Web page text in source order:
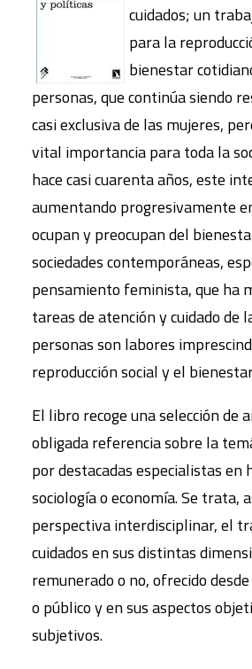
cuidados; un
para la
bienestar
personas, que continúa siendo
casi exclusiva de las mujeres,
vital importancia para toda la
hace casi cuarenta años, este
aumentando progresivamente
ocupan y preocupan del
sociedades contemporáneas,
pensamiento feminista, que ha
tareas de atención y cuidado de
personas son labores
reproducción social y el
El libro recoge una selección de
obligada referencia sobre la
por destacadas especialistas en
sociología o economía. Se trata,
perspectiva interdisciplinar, el
cuidados en sus distintas
remunerado o no, ofrecido
o público y en sus aspectos
subjetivos.